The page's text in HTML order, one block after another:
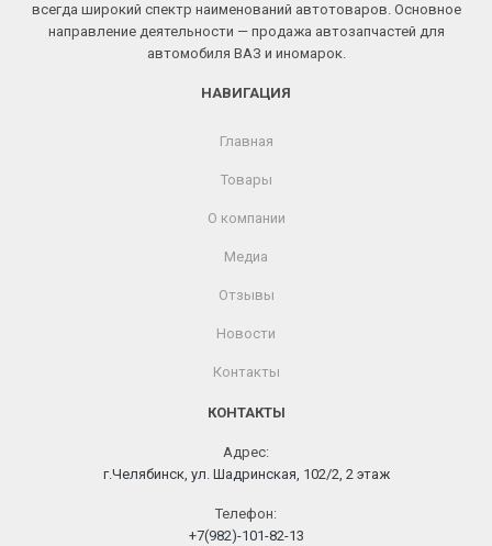
всегда широкий спектр наименований автотоваров. Основное
направление деятельности — продажа автозапчастей для
автомобиля ВАЗ и иномарок.
НАВИГАЦИЯ
Главная
Товары
О компании
Медиа
Отзывы
Новости
Контакты
КОНТАКТЫ
Адрес:
г.Челябинск, ул. Шадринская, 102/2, 2 этаж
Телефон:
+7(982)-101-82-13